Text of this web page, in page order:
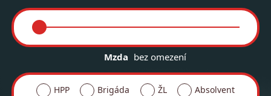
Mzda bez omezení
HPP Brigáda ŽL
Absolvent